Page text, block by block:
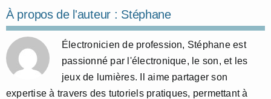
À propos de l'auteur : Stéphane
Électronicien de profession, Stéphane est
passionné par l'électronique, le son, et les
jeux de lumières. Il aime partager son
expertise à travers des tutoriels pratiques, permettant à